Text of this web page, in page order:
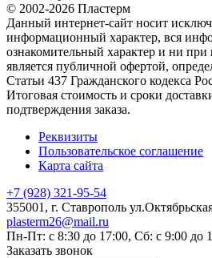
© 2002-2026 Пластерм
Данный интернет-сайт носит
информационный характер, вся
ознакомительный характер и ни при
является публичной офертой,
Статьи 437 Гражданского кодекса
Итоговая стоимость и сроки
подтверждения заказа.
Реквизиты
Пользовательское соглашение
Карта сайта
+7 (928) 321-95-54
355001 , г. Ставрополь
plasterm26@mail.ru
Пн-Пт: с 8:30 до 17:00, Сб: с 9:00 до
Заказать звонок